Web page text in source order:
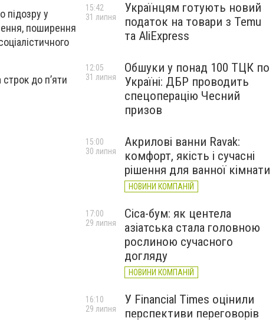
підозру у
поширення
до п’яти
Українцям готують новий
податок на товари з Temu
та AliExpress
15:42
31 липня
Обшуки у понад 100 ТЦК по
Україні: ДБР проводить
спецоперацію Чесний
призов
12:05
31 липня
Акрилові ванни Ravak:
комфорт, якість і сучасні
рішення для ванної кімнати
НОВИНИ КОМПАНІЙ
15:00
30 липня
Cica-бум: як центела
азіатська стала головною
рослиною сучасного
догляду
НОВИНИ КОМПАНІЙ
17:00
29 липня
У Financial Times оцінили
перспективи переговорів
16:10
29 липня